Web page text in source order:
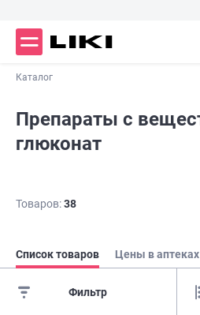
Каталог
Препараты с
глюконат
Товаров:38
Список товаров Цены в аптеках
Фильтр